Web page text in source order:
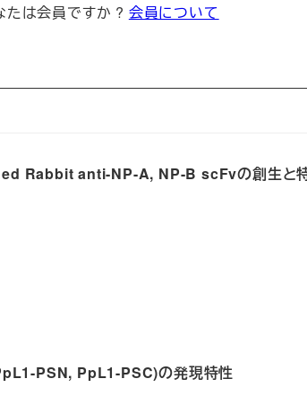
たは会員ですか ? 会員について
Rabbit anti-NP-A, NP-B scFvの創生と
PSN, PpL1-PSC)の発現特性